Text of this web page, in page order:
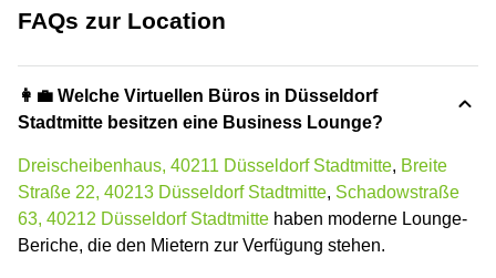
FAQs zur Location
👩‍💼 Welche Virtuellen Büros in Düsseldorf
Stadtmitte besitzen eine Business Lounge?
Dreischeibenhaus, 40211 Düsseldorf Stadtmitte, Breite
Straße 22, 40213 Düsseldorf Stadtmitte, Schadowstraße
63, 40212 Düsseldorf Stadtmitte haben moderne Lounge-
Beriche, die den Mietern zur Verfügung stehen.